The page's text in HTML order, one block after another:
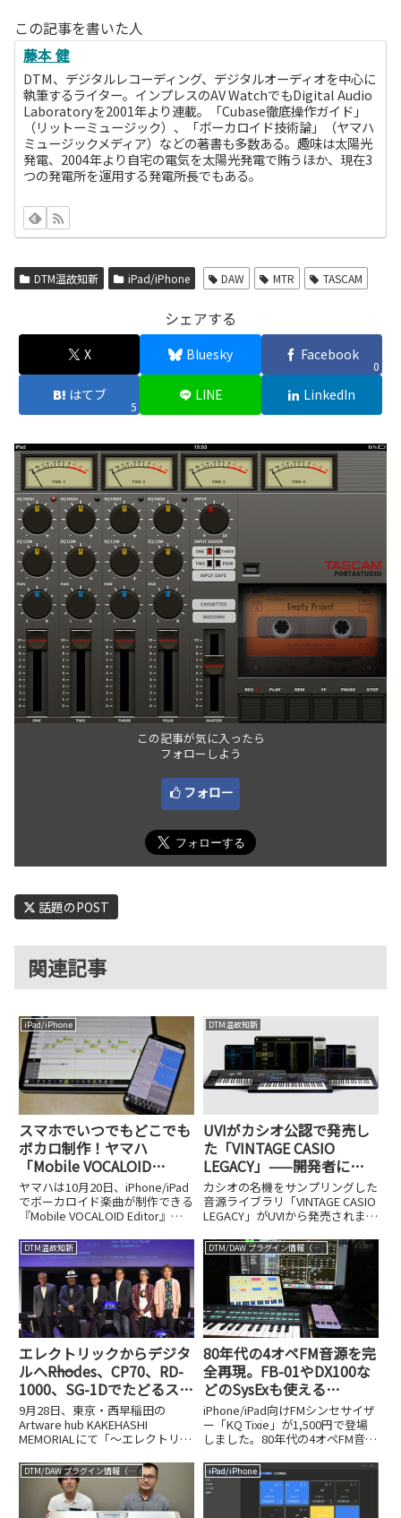
この記事を書いた人
藤本 健
DTM、デジタルレコーディング、デジタルオーディオを中心に
執筆するライター。インプレスのAV WatchでもDigital Audio
Laboratoryを2001年より連載。「Cubase徹底操作ガイド」
（リットーミュージック）、「ボーカロイド技術論」（ヤマハ
ミュージックメディア）などの著書も多数ある。趣味は太陽光
発電、2004年より自宅の電気を太陽光発電で賄うほか、現在3
つの発電所を運用する発電所長でもある。
DTM温故知新 iPad/iPhone DAW MTR TASCAM
シェアする
X Bluesky Facebook
0
はてブ
5
LINE LinkedIn
この記事が気に入ったら
フォローしよう
フォロー
話題のPOST
関連記事
iPad/iPhone
スマホでいつでもどこでも
ボカロ制作！ヤマハ
「Mobile VOCALOID
Editor」がAI対応でパワー
アップ
ヤマハは10月20日、iPhone/iPad
でボーカロイド楽曲が制作できる
『Mobile VOCALOID Editor』の
た。月額660円というお手頃な価
格設定に加え、14日間の無料体
験期間も用意されており、...
DTM温故知新
UVIがカシオ公認で発売し
た「VINTAGE CASIO
LEGACY」——開発者に聞
く、伝説のシンセが現代に
蘇るまで
カシオの名機をサンプリングした
音源ライブラリ「VINTAGE CASIO
LEGACY」がUVIから発売されまし
での経緯を紹介します。
DTM温故知新
エレクトリックからデジタ
ルへ――Rhodes、CP70、RD-
1000、SG-1Dでたどるステ
ージピアノ進化論【完全レ
ポート】
9月28日、東京・西早稲田の
Artware hub KAKEHASHI
MEMORIALにて「～エレクトリッ
ピアノが生んだ音楽文化」という
イベントが開催されました。これ
は公益財団法人かけはし芸術文化
振興財団が主...
DTM/DAW プラグイン情報（VST AU AAX）
80年代の4オペFM音源を完
全再現。FB-01やDX100な
どのSysExも使える
iPhone/iPad用シンセ、KQ
Tixieが1,500円で誕生
iPhone/iPad向けFMシンセサイザ
ー「KQ Tixie」が1,500円で登場
しました。80年代の4オペFM音源
SysExにも対応します。
DTM/DAW プラグイン情報（VST AU AAX） iPad/iPhone